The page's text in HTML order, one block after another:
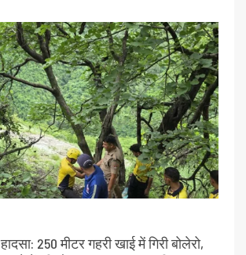
250 मीटर गहरी खाई में गिरी बोलेरो,